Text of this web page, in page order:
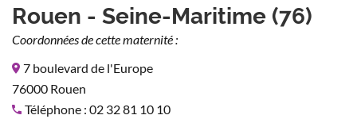
Rouen - Seine-Maritime (76)
Coordonnées de cette maternité :
7 boulevard de l'Europe
76000 Rouen
Téléphone : 02 32 81 10 10